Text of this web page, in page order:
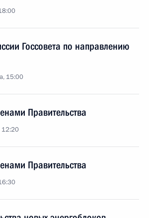
Госсовета по направлению
15:00
Правительства
12:20
Правительства